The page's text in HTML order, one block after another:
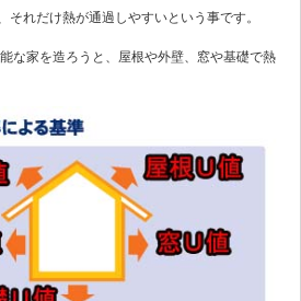
それだけ熱が通過しやすいという事です。
な家を造ろうと、屋根や外壁、窓や基礎で熱